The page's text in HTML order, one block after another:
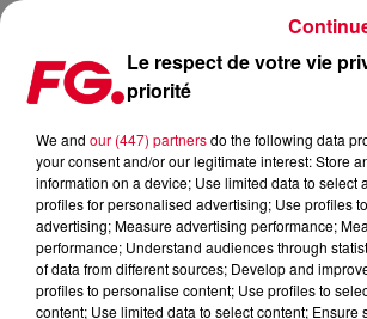
FG CHIC INVITE : LA RESISTANCE PARIS BY YANN VICO
Le respect de votre vie
priorité
We and our (447) partnersdo the following data
your consent and/or our legitimate interest: Store
information on a device; Use limited data to select
profiles for personalised advertising; Use profiles
advertising; Measure advertising performance;
performance; Understand audiences through
of data from different sources; Develop and
profiles to personalise content; Use profiles to
content; Use limited data to select content; Ensure